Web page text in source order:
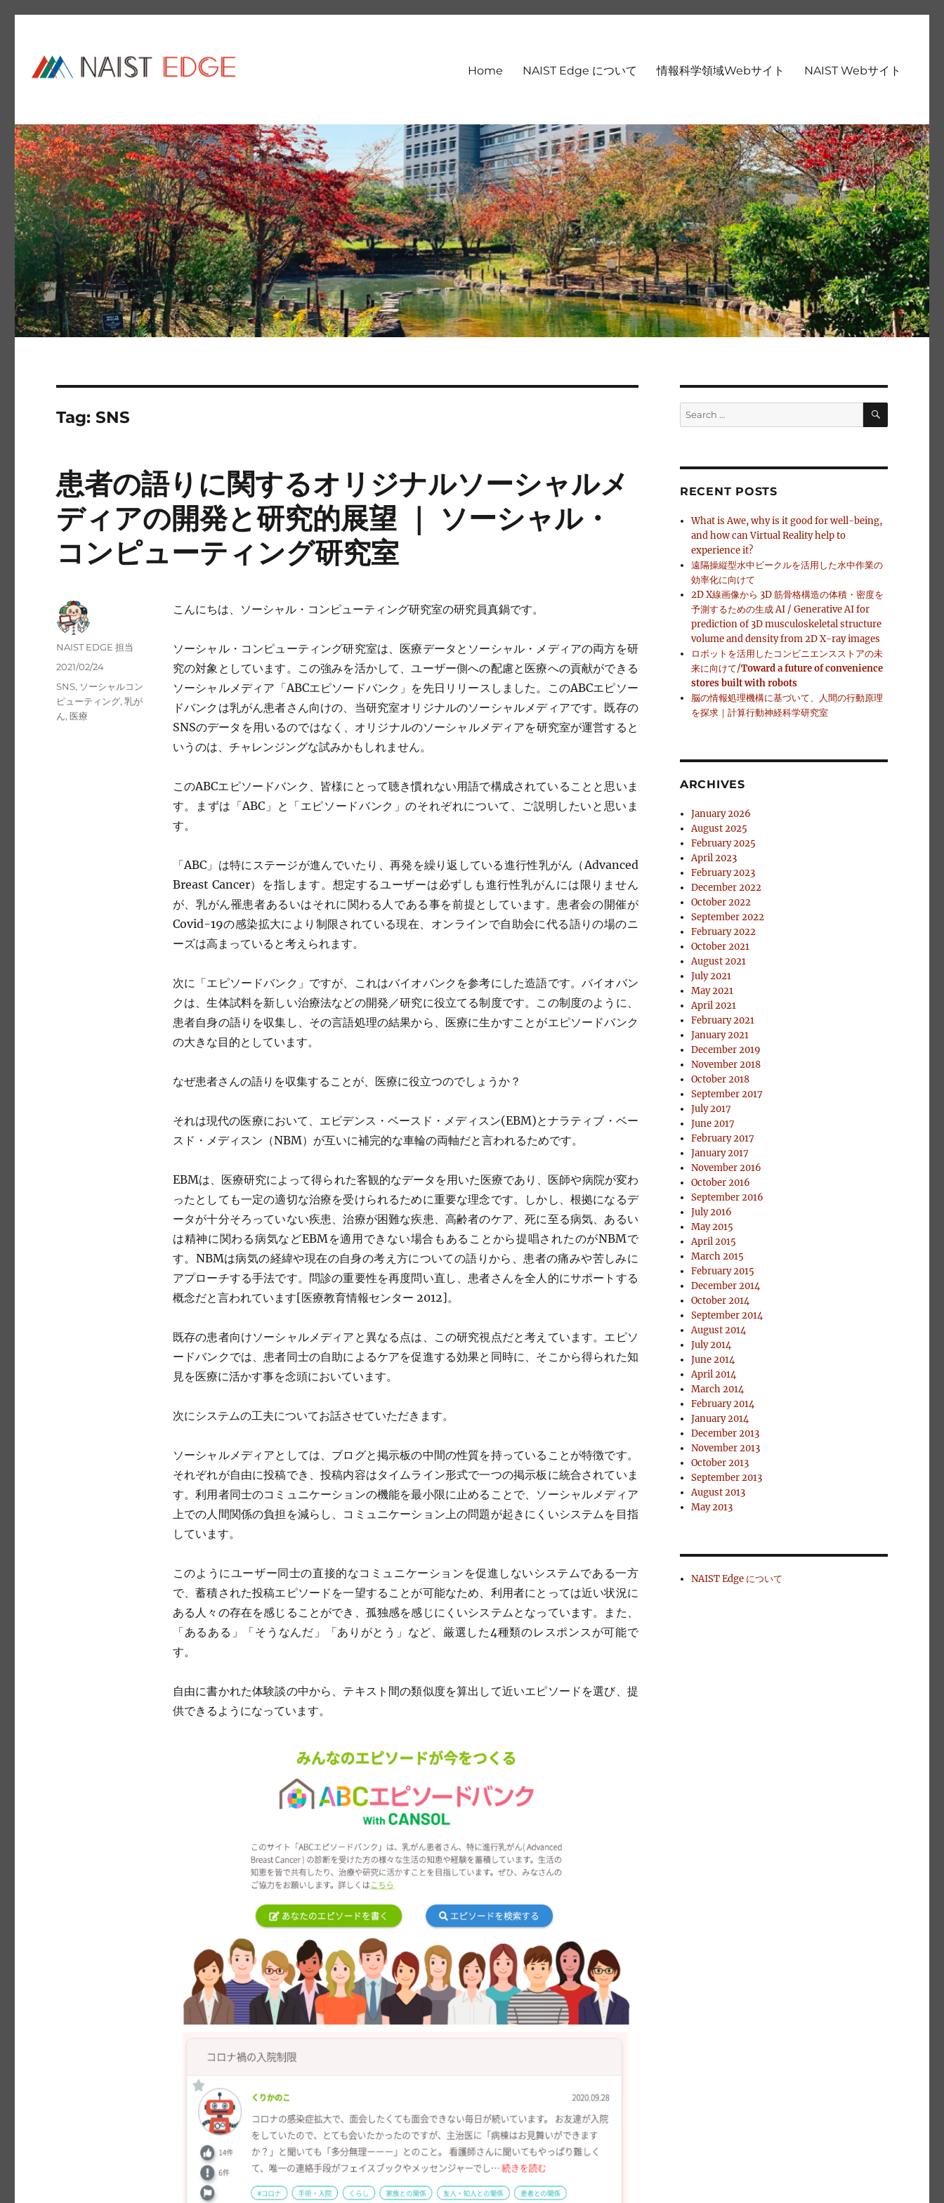
NAIST Edge Home NAIST Edge について 情報科学領域Webサイト NAIST Webサイト
Tag:SNS
患者の語りに関するオリジナルソーシャルメ
ディアの開発と研究的展望 ｜ ソーシャル・
コンピューティング研究室
こんにちは、ソーシャル・コンピューティング研究室の研究員真鍋です。
ソーシャル・コンピューティング研究室は、医療データとソーシャル・メディアの両方を研
究の対象としています。この強みを活かして、ユーザー側への配慮と医療への貢献ができる
ソーシャルメディア「ABCエピソードバンク」を先日リリースしました。このABCエピソー
ドバンクは乳がん患者さん向けの、当研究室オリジナルのソーシャルメディアです。既存の
SNSのデータを用いるのではなく、オリジナルのソーシャルメディアを研究室が運営すると
いうのは、チャレンジングな試みかもしれません。
このABCエピソードバンク、皆様にとって聴き慣れない用語で構成されていることと思いま
す。まずは「ABC」と「エピソードバンク」のそれぞれについて、ご説明したいと思いま
す。
「ABC」は特にステージが進んでいたり、再発を繰り返している進行性乳がん（Advanced
Breast Cancer）を指します。想定するユーザーは必ずしも進行性乳がんには限りません
が、乳がん罹患者あるいはそれに関わる人である事を前提としています。患者会の開催が
Covid-19の感染拡大により制限されている現在、オンラインで自助会に代る語りの場のニ
ーズは高まっていると考えられます。
次に「エピソードバンク」ですが、これはバイオバンクを参考にした造語です。バイオバン
クは、生体試料を新しい治療法などの開発／研究に役立てる制度です。この制度のように、
患者自身の語りを収集し、その言語処理の結果から、医療に生かすことがエピソードバンク
の大きな目的としています。
なぜ患者さんの語りを収集することが、医療に役立つのでしょうか？
それは現代の医療において、エビデンス・ベースド・メディスン(EBM)とナラティブ・ベー
スド・メディスン（NBM）が互いに補完的な車輪の両軸だと言われるためです。
EBMは、医療研究によって得られた客観的なデータを用いた医療であり、医師や病院が変わ
ったとしても一定の適切な治療を受けられるために重要な理念です。しかし、根拠になるデ
ータが十分そろっていない疾患、治療が困難な疾患、高齢者のケア、死に至る病気、あるい
は精神に関わる病気などEBMを適用できない場合もあることから提唱されたのがNBMで
す。NBMは病気の経緯や現在の自身の考え方についての語りから、患者の痛みや苦しみに
アプローチする手法です。問診の重要性を再度問い直し、患者さんを全人的にサポートする
概念だと言われています[医療教育情報センター 2012]。
既存の患者向けソーシャルメディアと異なる点は、この研究視点だと考えています。エピソ
ードバンクでは、患者同士の自助によるケアを促進する効果と同時に、そこから得られた知
見を医療に活かす事を念頭においています。
次にシステムの工夫についてお話させていただきます。
ソーシャルメディアとしては、ブログと掲示板の中間の性質を持っていることが特徴です。
それぞれが自由に投稿でき、投稿内容はタイムライン形式で一つの掲示板に統合されていま
す。利用者同士のコミュニケーションの機能を最小限に止めることで、ソーシャルメディア
上での人間関係の負担を減らし、コミュニケーション上の問題が起きにくいシステムを目指
しています。
このようにユーザー同士の直接的なコミュニケーションを促進しないシステムである一方
で、蓄積された投稿エピソードを一望することが可能なため、利用者にとっては近い状況に
ある人々の存在を感じることができ、孤独感を感じにくいシステムとなっています。また、
「あるある」「そうなんだ」「ありがとう」など、厳選した4種類のレスポンスが可能で
す。
自由に書かれた体験談の中から、テキスト間の類似度を算出して近いエピソードを選び、提
供できるようになっています。
Author
NAIST EDGE 担当
Posted
2021/02/24
Tags
SNS, ソーシャルコン
ピューティング,乳が
ん, 医療
Search
for:
SEARCH
RECENT POSTS
What is Awe, why is it good for well-being,
and how can Virtual Reality help to
experience it?
遠隔操縦型水中ビークルを活用した水中作業の
効率化に向けて
2D X線画像から 3D 筋骨格構造の体積・密度を
予測するための生成 AI / Generative AI for
prediction of 3D musculoskeletal structure
volume and density from 2D X-ray images
ロボットを活用したコンビニエンスストアの未
来に向けて/Toward a future of convenience
stores built with robots
脳の情報処理機構に基づいて、人間の行動原理
を探求｜計算行動神経科学研究室
ARCHIVES
January 2026
August 2025
February 2025
April 2023
February 2023
December 2022
October 2022
September 2022
February 2022
October 2021
August 2021
July 2021
May 2021
April 2021
February 2021
January 2021
December 2019
November 2018
October 2018
September 2017
July 2017
June 2017
February 2017
January 2017
November 2016
October 2016
September 2016
July 2016
May 2015
April 2015
March 2015
February 2015
December 2014
October 2014
September 2014
August 2014
July 2014
June 2014
April 2014
March 2014
February 2014
January 2014
December 2013
November 2013
October 2013
September 2013
August 2013
May 2013
NAIST Edge について